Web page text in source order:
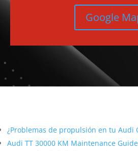
Google
¿Problemas de propulsión en tu Audi
Audi TT 30000 KM Maintenance Guide